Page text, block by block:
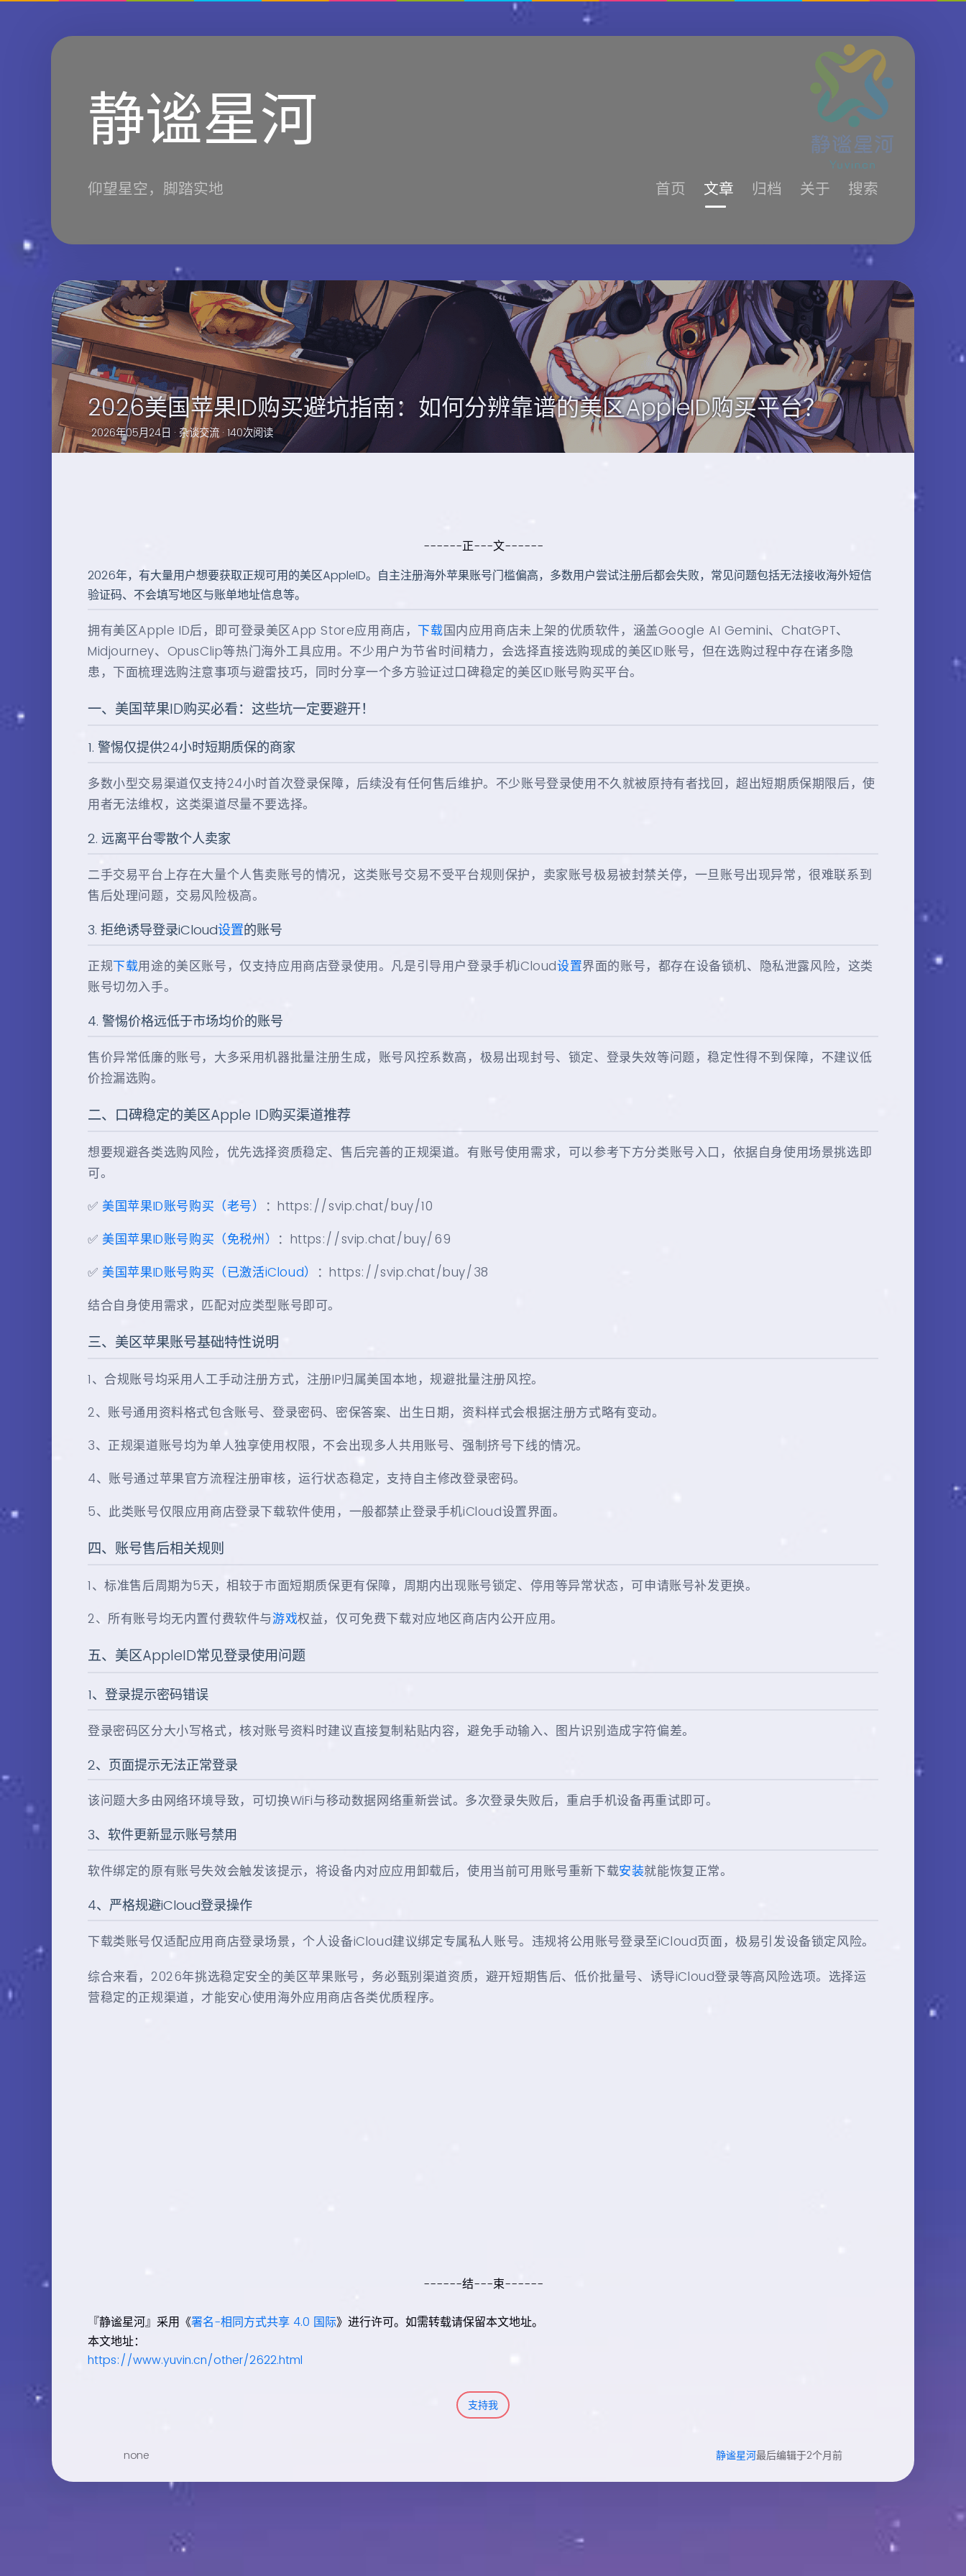
静谧星河
仰望星空，脚踏实地 首页 文章 归档 关于 搜索
2026美国苹果ID购买避坑指南：如何分辨靠谱的美区AppleID购买平台？
2026年05月24日 · 杂谈交流· 140次阅读
------正---文------
2026年，有大量用户想要获取正规可用的美区AppleID。自主注册海外苹果账号门槛偏高，多数用户尝试注册后都会失败，常见问题包括无法接收海外短信
验证码、不会填写地区与账单地址信息等。
拥有美区Apple ID后，即可登录美区App Store应用商店， 下载国内应用商店未上架的优质软件，涵盖Google AI Gemini、ChatGPT、
Midjourney、OpusClip等热门海外工具应用。不少用户为节省时间精力，会选择直接选购现成的美区ID账号，但在选购过程中存在诸多隐
患，下面梳理选购注意事项与避雷技巧，同时分享一个多方验证过口碑稳定的美区ID账号购买平台。
一、美国苹果ID购买必看：这些坑一定要避开！
1. 警惕仅提供24小时短期质保的商家
多数小型交易渠道仅支持24小时首次登录保障，后续没有任何售后维护。不少账号登录使用不久就被原持有者找回，超出短期质保期限后，使
用者无法维权，这类渠道尽量不要选择。
2. 远离平台零散个人卖家
二手交易平台上存在大量个人售卖账号的情况，这类账号交易不受平台规则保护，卖家账号极易被封禁关停，一旦账号出现异常，很难联系到
售后处理问题，交易风险极高。
3. 拒绝诱导登录iCloud设置的账号
正规下载用途的美区账号，仅支持应用商店登录使用。凡是引导用户登录手机iCloud设置界面的账号，都存在设备锁机、隐私泄露风险，这类
账号切勿入手。
4. 警惕价格远低于市场均价的账号
售价异常低廉的账号，大多采用机器批量注册生成，账号风控系数高，极易出现封号、锁定、登录失效等问题，稳定性得不到保障，不建议低
价捡漏选购。
二、口碑稳定的美区Apple ID购买渠道推荐
想要规避各类选购风险，优先选择资质稳定、售后完善的正规渠道。有账号使用需求，可以参考下方分类账号入口，依据自身使用场景挑选即
可。
✅美国苹果ID账号购买（老号） ：https://svip.chat/buy/10
✅美国苹果ID账号购买（免税州） ：https://svip.chat/buy/69
✅美国苹果ID账号购买（已激活iCloud） ：https://svip.chat/buy/38
结合自身使用需求，匹配对应类型账号即可。
三、美区苹果账号基础特性说明
1、合规账号均采用人工手动注册方式，注册IP归属美国本地，规避批量注册风控。
2、账号通用资料格式包含账号、登录密码、密保答案、出生日期，资料样式会根据注册方式略有变动。
3、正规渠道账号均为单人独享使用权限，不会出现多人共用账号、强制挤号下线的情况。
4、账号通过苹果官方流程注册审核，运行状态稳定，支持自主修改登录密码。
5、此类账号仅限应用商店登录下载软件使用，一般都禁止登录手机iCloud设置界面。
四、账号售后相关规则
1、标准售后周期为5天，相较于市面短期质保更有保障，周期内出现账号锁定、停用等异常状态，可申请账号补发更换。
2、所有账号均无内置付费软件与游戏权益，仅可免费下载对应地区商店内公开应用。
五、美区AppleID常见登录使用问题
1、登录提示密码错误
登录密码区分大小写格式，核对账号资料时建议直接复制粘贴内容，避免手动输入、图片识别造成字符偏差。
2、页面提示无法正常登录
该问题大多由网络环境导致，可切换WiFi与移动数据网络重新尝试。多次登录失败后，重启手机设备再重试即可。
3、软件更新显示账号禁用
软件绑定的原有账号失效会触发该提示，将设备内对应应用卸载后，使用当前可用账号重新下载安装就能恢复正常。
4、严格规避iCloud登录操作
下载类账号仅适配应用商店登录场景，个人设备iCloud建议绑定专属私人账号。违规将公用账号登录至iCloud页面，极易引发设备锁定风险。
综合来看，2026年挑选稳定安全的美区苹果账号，务必甄别渠道资质，避开短期售后、低价批量号、诱导iCloud登录等高风险选项。选择运
营稳定的正规渠道，才能安心使用海外应用商店各类优质程序。
------结---束------
『静谧星河』采用《署名-相同方式共享 4.0 国际》进行许可。如需转载请保留本文地址。
本文地址：
https://www.yuvin.cn/other/2622.html
支持我
none 静谧星河最后编辑于2个月前